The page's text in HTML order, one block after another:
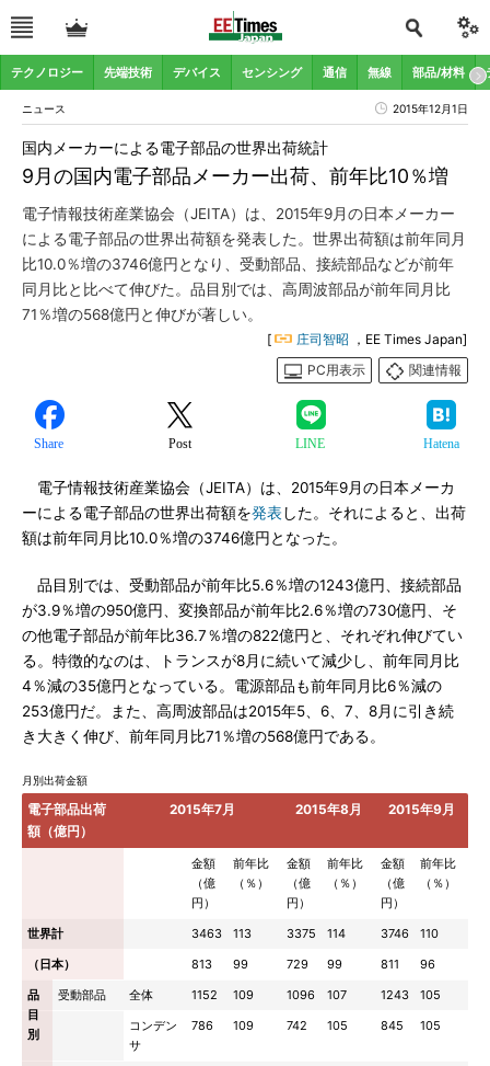
テクノロジー 先端技術 デバイス センシング 通信 無線 部品/材料
ニュース 2015年12月1日
9月の国内電子部品メーカー出荷、前年比10％増
国内メーカーによる電子部品の世界出荷統計
電子情報技術産業協会（JEITA）は、2015年9月の日本メーカー
による電子部品の世界出荷額を発表した。世界出荷額は前年同月
比10.0％増の3746億円となり、受動部品、接続部品などが前年
同月比と比べて伸びた。品目別では、高周波部品が前年同月比
71％増の568億円と伸びが著しい。
[ 庄司智昭 ，EE Times Japan]
PC用表示
関連情報
Share Post LINE Hatena
電子情報技術産業協会（JEITA）は、2015年9月の日本メーカ
ーによる電子部品の世界出荷額を発表した。それによると、出荷
額は前年同月比10.0％増の3746億円となった。
品目別では、受動部品が前年比5.6％増の1243億円、接続部品
が3.9％増の950億円、変換部品が前年比2.6％増の730億円、そ
の他電子部品が前年比36.7％増の822億円と、それぞれ伸びてい
る。特徴的なのは、トランスが8月に続いて減少し、前年同月比
4％減の35億円となっている。電源部品も前年同月比6％減の
253億円だ。また、高周波部品は2015年5、6、7、8月に引き続
き大きく伸び、前年同月比71％増の568億円である。
月別出荷金額
電子部品出荷
額（億円）
2015年7月 2015年8月 2015年9月
金額
（億
円）
前年比
（％）
金額
（億
円）
前年比
（％）
金額
（億
円）
前年比
（％）
世界計 3463 113 3375 114 3746
110
（日本）
813 99 729 99 811
96
品
目
別
受動部品 全体 1152 109 1096 107 1243
105
コンデン
サ
786 109 742 105 845 105